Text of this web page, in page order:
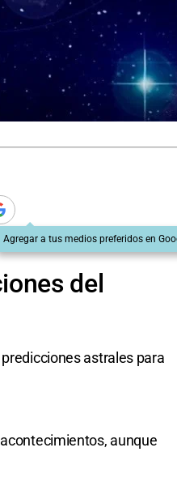
Agregar a tus medios preferidos en
del
astrales para
aunque